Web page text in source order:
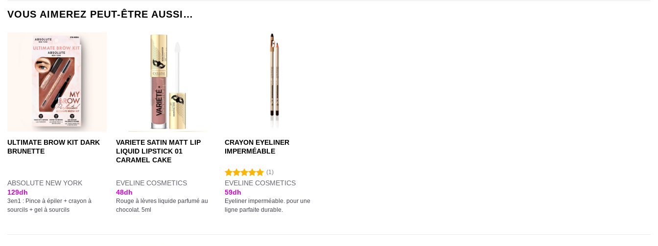
VOUS AIMEREZ PEUT-ÊTRE AUSSI…
ULTIMATE BROW KIT DARK
BRUNETTE
ABSOLUTE NEW YORK
129dh
3en1 : Pince à épiler + crayon à
sourcils + gel à sourcils
VARIETE SATIN MATT LIP
LIQUID LIPSTICK 01
CARAMEL CAKE
EVELINE COSMETICS
48dh
Rouge à lèvres liquide parfumé au
chocolat. 5ml
CRAYON EYELINER
IMPERMÉABLE
Note5.00
sur 5
(1)
EVELINE COSMETICS
59dh
Eyeliner imperméable. pour une
ligne parfaite durable.